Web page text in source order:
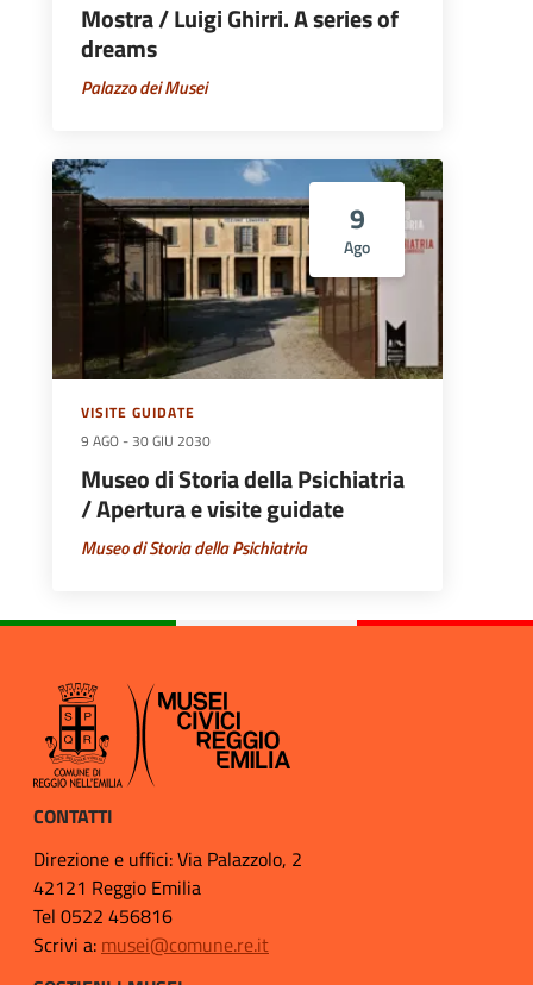
Mostra / Luigi Ghirri. A series of
dreams
Palazzo dei Musei
9
Ago
VISITE GUIDATE
9 AGO -30 GIU 2030
Museo di Storia della Psichiatria
/ Apertura e visite guidate
Museo di Storia della Psichiatria
CONTATTI
Direzione e uffici: Via Palazzolo, 2
42121 Reggio Emilia
Tel 0522 456816
Scrivi a: musei@comune.re.it